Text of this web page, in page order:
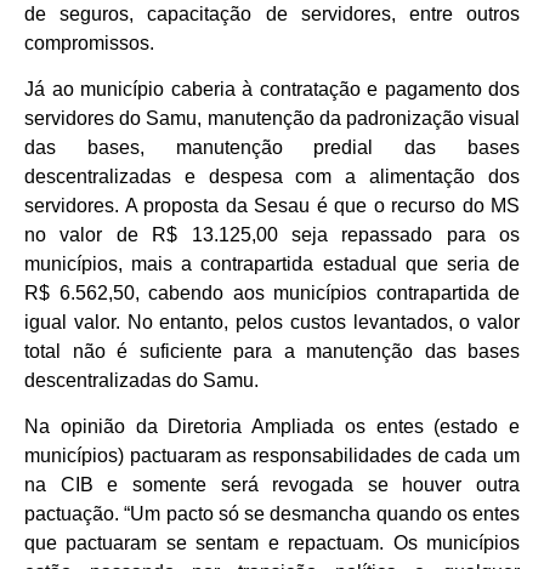
de seguros, capacitação de servidores, entre outros
compromissos.
Já ao município caberia à contratação e pagamento dos
servidores do Samu, manutenção da padronização visual
das bases, manutenção predial das bases
descentralizadas e despesa com a alimentação dos
servidores. A proposta da Sesau é que o recurso do MS
no valor de R$ 13.125,00 seja repassado para os
municípios, mais a contrapartida estadual que seria de
R$ 6.562,50, cabendo aos municípios contrapartida de
igual valor. No entanto, pelos custos levantados, o valor
total não é suficiente para a manutenção das bases
descentralizadas do Samu.
Na opinião da Diretoria Ampliada os entes (estado e
municípios) pactuaram as responsabilidades de cada um
na CIB e somente será revogada se houver outra
pactuação. “Um pacto só se desmancha quando os entes
que pactuaram se sentam e repactuam. Os municípios